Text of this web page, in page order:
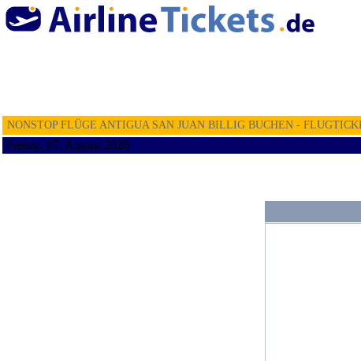
NONSTOP FLÜGE ANTIGUA SAN JUAN BILLIG BUCHEN -
Freitag, 07. August 2026 ¦